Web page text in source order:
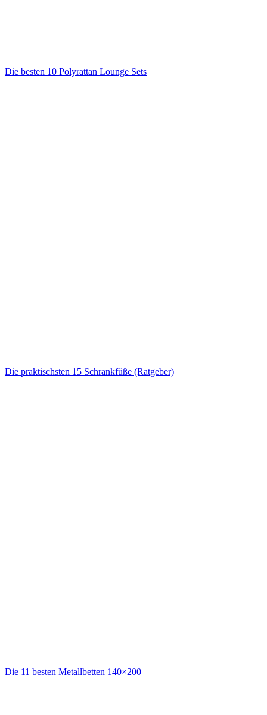
Die besten 10 Polyrattan Lounge Sets
Die praktischsten 15 Schrankfüße (Ratgeber)
Die 11 besten Metallbetten 140×200